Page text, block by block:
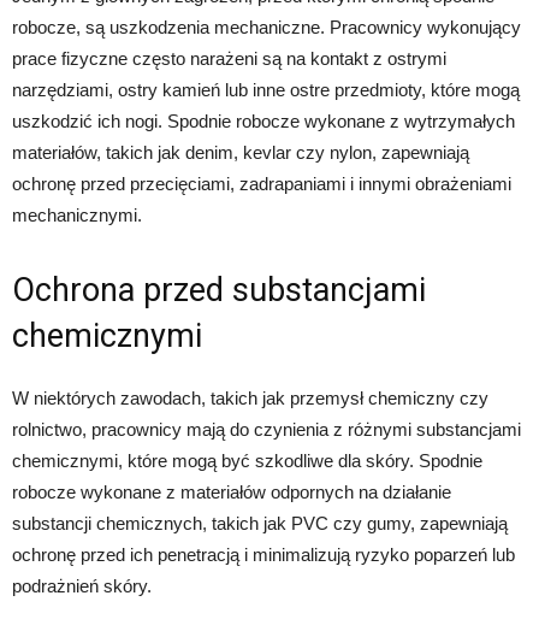
robocze, są uszkodzenia mechaniczne. Pracownicy wykonujący
prace fizyczne często narażeni są na kontakt z ostrymi
narzędziami, ostry kamień lub inne ostre przedmioty, które mogą
uszkodzić ich nogi. Spodnie robocze wykonane z wytrzymałych
materiałów, takich jak denim, kevlar czy nylon, zapewniają
ochronę przed przecięciami, zadrapaniami i innymi obrażeniami
mechanicznymi.
Ochrona przed substancjami
chemicznymi
W niektórych zawodach, takich jak przemysł chemiczny czy
rolnictwo, pracownicy mają do czynienia z różnymi substancjami
chemicznymi, które mogą być szkodliwe dla skóry. Spodnie
robocze wykonane z materiałów odpornych na działanie
substancji chemicznych, takich jak PVC czy gumy, zapewniają
ochronę przed ich penetracją i minimalizują ryzyko poparzeń lub
podrażnień skóry.